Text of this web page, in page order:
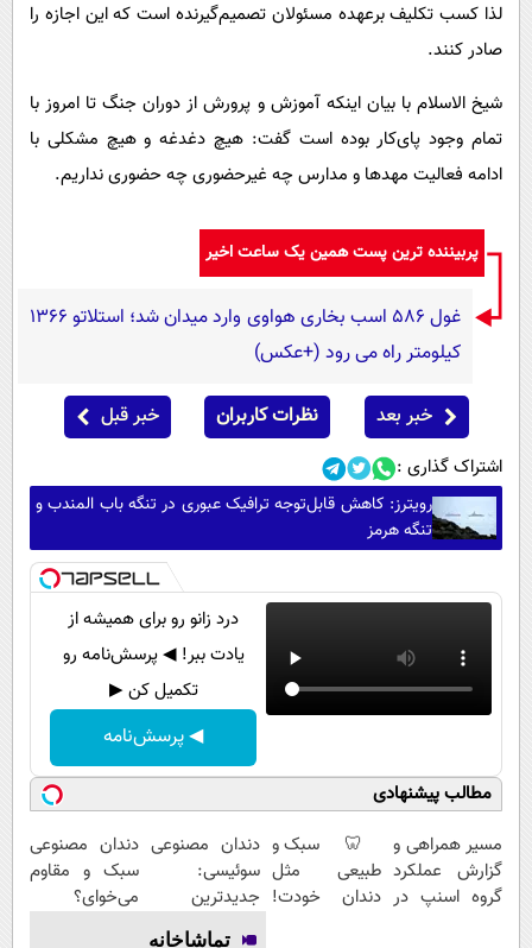
لذا کسب تکلیف برعهده مسئولان تصمیم‌گیرنده است که این اجازه را
صادر کنند.
شیخ الاسلام با بیان اینکه آموزش و پرورش از دوران جنگ تا امروز با
تمام وجود پای‌کار بوده است گفت: هیچ دغدغه و هیچ مشکلی با
ادامه فعالیت مهدها و مدارس چه غیرحضوری چه حضوری نداریم.
پربیننده ترین پست همین یک ساعت اخیر
غول 586 اسب بخاری هواوی وارد میدان شد؛ استلاتو 1366
کیلومتر راه می رود (+عکس)
خبر بعد نظرات کاربران خبر قبل
اشتراک گذاری :
رویترز: کاهش قابل‌توجه ترافیک عبوری در تنگه باب المندب و
تنگه هرمز
درد زانو رو برای همیشه از
یادت ببر! ◀ پرسش‌نامه رو
تکمیل کن ▶
◀ پرسش‌نامه
مطالب پیشنهادی
مسیر همراهی و
گزارش عملکرد
گروه اسنپ در
🦷 سبک و
طبیعی مثل
دندان خودت!
دندان مصنوعی
سوئیسی:
جدیدترین
فناوری اروپا،
دندان مصنوعی
سبک و مقاوم
می‌خوای؟
تماشاخانه